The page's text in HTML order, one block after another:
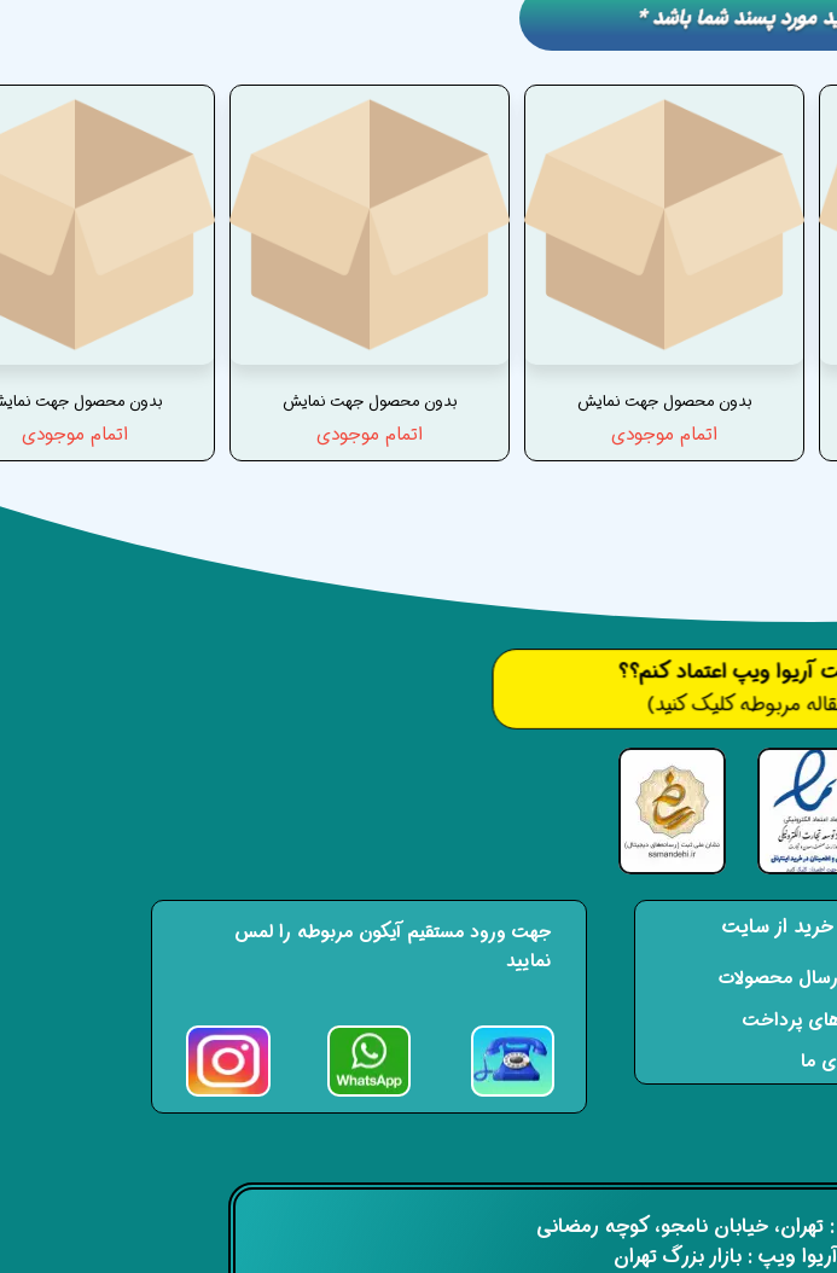
بدون محصول جهت
اتمام موجودی
بدون محصول جهت نمایش
اتمام موجودی
بدون محصول جهت نمایش
اتمام موجودی
مورد پسند شما باشد *
خیابان نامجو،کوچه رمضانی
ویپ : بازار بزرگ تهران
آریوا ویپ اعتماد کنم؟؟
مربوطه کلیک کنید)
خرید از سایت
محصولات
پرداخت
ما
جهت ورود مستقیم آیکون مربوطه را لمس
نمایید